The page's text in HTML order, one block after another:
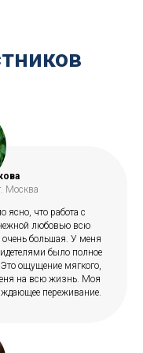
Москва
ясно, что работа с
любовью всю
большая. У меня
было полное
ощущение мягкого,
на всю жизнь. Моя
переживание.